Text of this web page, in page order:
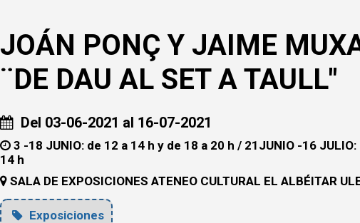
JOÁN PONÇ Y JAIME
¨DE DAU AL SET A TAULL"
Del 03-06-2021 al 16-07-2021
3 -18 JUNIO: de 12 a 14 h y de 18 a 20 h / 21JUNIO -16 JULIO:
14 h
SALA DE EXPOSICIONES ATENEO CULTURAL EL ALBÉITAR
Exposiciones